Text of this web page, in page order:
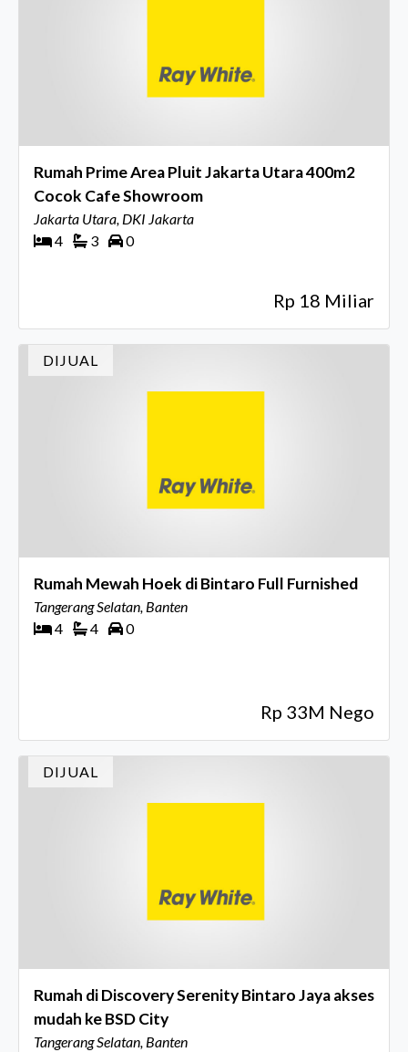
Rumah Prime Area Pluit Jakarta Utara 400m2
Cocok Cafe Showroom
Jakarta Utara, DKI Jakarta
4
3 0
Rp 18 Miliar
DIJUAL
Rumah Mewah Hoek di Bintaro Full Furnished
Tangerang Selatan, Banten
4
4 0
Rp 33M Nego
DIJUAL
Rumah di Discovery Serenity Bintaro Jaya akses
mudah ke BSD City
Tangerang Selatan, Banten